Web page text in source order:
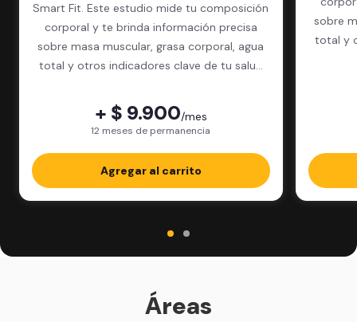
Smart Fit. Este estudio mide tu composición
corporal y te brinda información precisa
sobre masa muscular, grasa corporal, agua
total y otros indicadores clave de tu salud
+ $ 9.900/mes
12 meses de permanencia
Agregar al carrito
sobre
total y
Áreas